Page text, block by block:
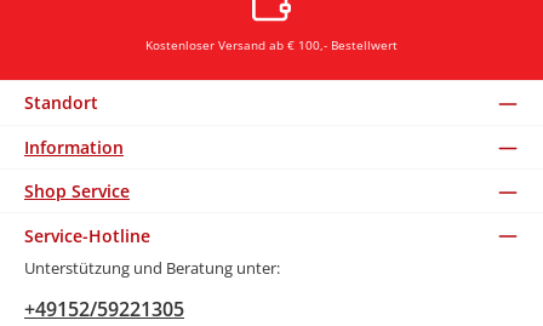
Kostenloser Versand ab € 100,- Bestellwert
Standort
Information
Shop Service
Service-Hotline
Unterstützung und Beratung unter:
+49152/59221305